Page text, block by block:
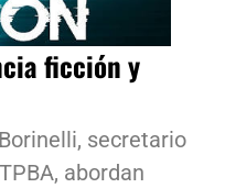
ficción y
secretario
abordan